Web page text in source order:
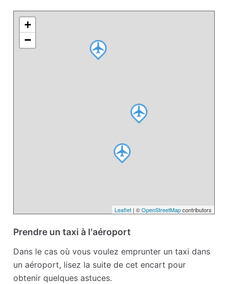
+
−
Leaflet| ©OpenStreetMapcontributors
Prendre un taxi à l'aéroport
Dans le cas où vous voulez emprunter un taxi dans
un aéroport, lisez la suite de cet encart pour
obtenir quelques astuces.